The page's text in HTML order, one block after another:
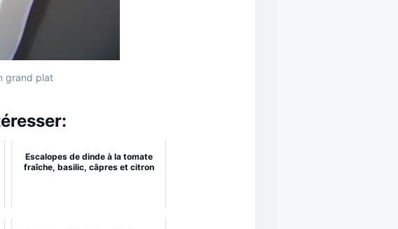
grand plat
Escalopes de dinde à la tomate
fraîche, basilic, câpres et citron